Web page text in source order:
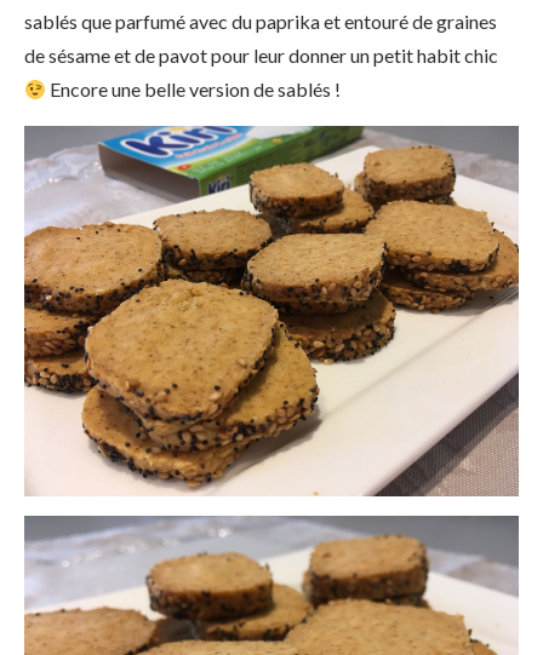
sablés que parfumé avec du paprika et entouré de graines
de sésame et de pavot pour leur donner un petit habit chic
Encore une belle version de sablés !